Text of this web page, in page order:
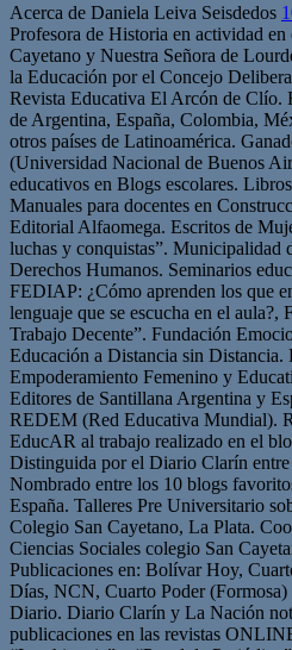
Acerca de Daniela Leiva Seisdedos
Profesora de Historia en actividad en
Cayetano y Nuestra Señora de
la Educación por el Concejo
Revista Educativa El Arcón de Clío.
de Argentina, España, Colombia,
otros países de Latinoamérica.
(Universidad Nacional de Buenos
educativos en Blogs escolares.
Manuales para docentes en
Editorial Alfaomega. Escritos de
luchas y conquistas”. Municipalidad
Derechos Humanos. Seminarios
FEDIAP: ¿Cómo aprenden los que
lenguaje que se escucha en el aula?,
Trabajo Decente”. Fundación
Educación a Distancia sin Distancia.
Empoderamiento Femenino y
Editores de Santillana Argentina y
REDEM (Red Educativa Mundial).
EducAR al trabajo realizado en el
Distinguida por el Diario Clarín
Nombrado entre los 10 blogs
España. Talleres Pre Universitario
Colegio San Cayetano, La Plata.
Ciencias Sociales colegio San
Publicaciones en: Bolívar Hoy,
Días, NCN, Cuarto Poder
Diario. Diario Clarín y La Nación
publicaciones en las revistas